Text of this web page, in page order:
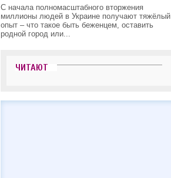
С начала полномасштабного вторжения
миллионы людей в Украине получают тяжёлый
опыт – что такое быть беженцем, оставить
родной город или...
ЧИТАЮТ